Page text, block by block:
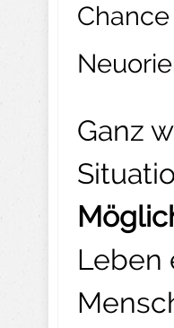
Ganz
Leben